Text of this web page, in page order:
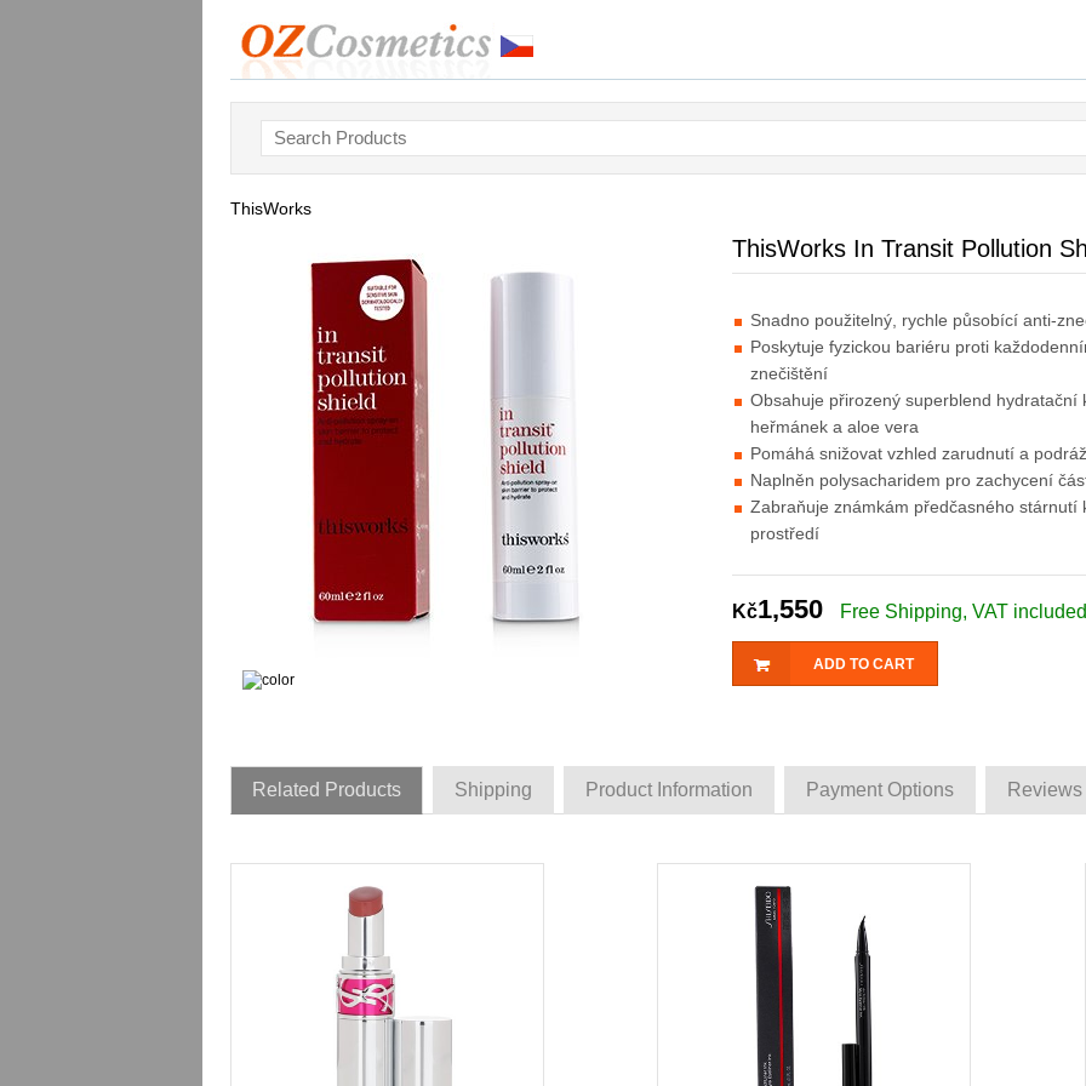
ThisWorks
ThisWorks In Transit Pollution
Snadno použitelný, rychle působící anti-
Poskytuje fyzickou bariéru proti
znečištění
Obsahuje přirozený superblend
heřmánek a aloe vera
Pomáhá snižovat vzhled zarudnutí a
Naplněn polysacharidem pro zachycení
Zabraňuje známkám předčasného
prostředí
Kč1,550 Free Shipping, VAT
ADD TO CART
Related Products Shipping Product Information Payment Options Reviews